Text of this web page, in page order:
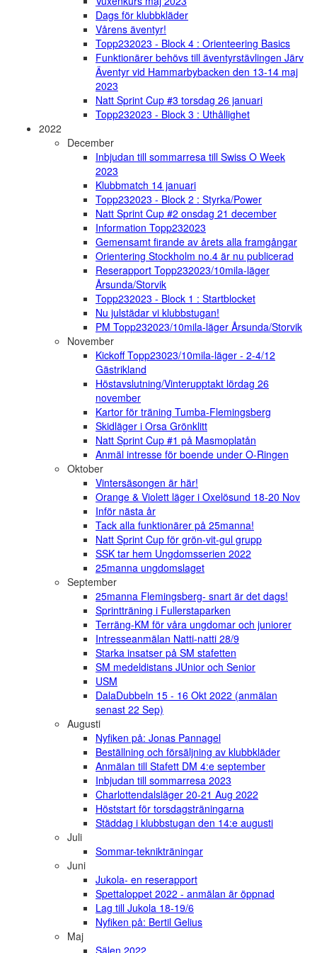
Dags för klubbkläder
Vårens äventyr!
Topp232023 - Block 4 : Orienteering Basics
Funktionärer behövs till äventyrstävlingen Järv
Äventyr vid Hammarbybacken den 13-14 maj
2023
Natt Sprint Cup #3 torsdag 26 januari
Topp232023 - Block 3 : Uthållighet
2022
December
Inbjudan till sommarresa till Swiss O Week
2023
Klubbmatch 14 januari
Topp232023 - Block 2 : Styrka/Power
Natt Sprint Cup #2 onsdag 21 december
Information Topp232023
Gemensamt firande av årets alla framgångar
Orientering Stockholm no.4 är nu publicerad
Reserapport Topp232023/10mila-läger
Årsunda/Storvik
Topp232023 - Block 1 : Startblocket
Nu julstädar vi klubbstugan!
PM Topp232023/10mila-läger Årsunda/Storvik
November
Kickoff Topp23023/10mila-läger - 2-4/12
Gästrikland
Höstavslutning/Vinterupptakt lördag 26
november
Kartor för träning Tumba-Flemingsberg
Skidläger i Orsa Grönklitt
Natt Sprint Cup #1 på Masmoplatån
Anmäl intresse för boende under O-Ringen
Oktober
Vintersäsongen är här!
Orange & Violett läger i Oxelösund 18-20 Nov
Inför nästa år
Tack alla funktionärer på 25manna!
Natt Sprint Cup för grön-vit-gul grupp
SSK tar hem Ungdomsserien 2022
25manna ungdomslaget
September
25manna Flemingsberg- snart är det dags!
Sprintträning i Fullerstaparken
Terräng-KM för våra ungdomar och juniorer
Intresseanmälan Natti-natti 28/9
Starka insatser på SM stafetten
SM medeldistans JUnior och Senior
USM
DalaDubbeln 15 - 16 Okt 2022 (anmälan
senast 22 Sep)
Augusti
Nyfiken på: Jonas Pannagel
Beställning och försäljning av klubbkläder
Anmälan till Stafett DM 4:e september
Inbjudan till sommarresa 2023
Charlottendalsläger 20-21 Aug 2022
Höststart för torsdagsträningarna
Städdag i klubbstugan den 14:e augusti
Juli
Sommar-teknikträningar
Juni
Jukola- en reserapport
Spettaloppet 2022 - anmälan är öppnad
Lag till Jukola 18-19/6
Nyfiken på: Bertil Gelius
Maj
Sälen 2022